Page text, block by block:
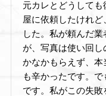
元カレとどうして
屋に依頼したけれ
した。私が頼んだ
が、写真は使い回
かなかもらえず、
も辛かったです。
です。私がこの失敗